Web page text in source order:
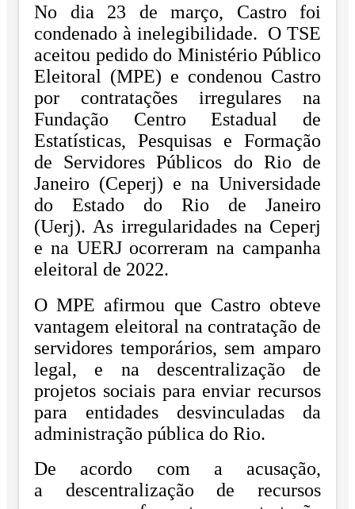
No dia 23 de março, Castro foi
condenado à inelegibilidade. O TSE
aceitou pedido do Ministério Público
Eleitoral (MPE) e condenou Castro
por contratações irregulares na
Fundação Centro Estadual de
Estatísticas, Pesquisas e Formação
de Servidores Públicos do Rio de
Janeiro (Ceperj) e na Universidade
do Estado do Rio de Janeiro
(Uerj). As irregularidades na Ceperj
e na UERJ ocorreram na campanha
eleitoral de 2022.
O MPE afirmou que Castro obteve
vantagem eleitoral na contratação de
servidores temporários, sem amparo
legal, e na descentralização de
projetos sociais para enviar recursos
para entidades desvinculadas da
administração pública do Rio.
De acordo com a acusação,
a descentralização de recursos